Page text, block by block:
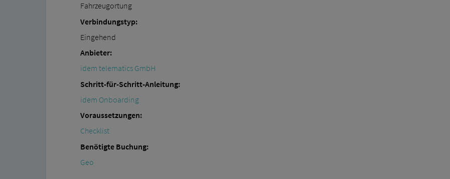
Fahrzeugortung
Verbindungstyp:
Eingehend
Anbieter:
idem telematics GmbH
Schritt-für-Schritt-Anleitung:
idem Onboarding
Voraussetzungen:
Checklist
Benötigte Buchung:
Geo